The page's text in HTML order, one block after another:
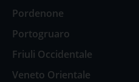
Pordenone
Portogruaro
Friuli Occidentale
Veneto Orientale